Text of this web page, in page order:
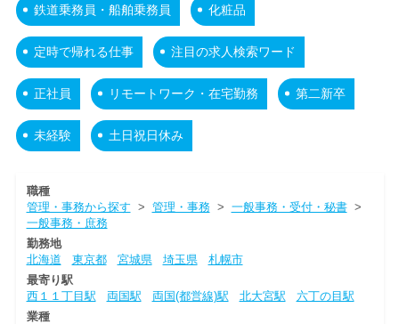
鉄道乗務員・船舶乗務員 化粧品
定時で帰れる仕事 注目の求人検索ワード
正社員 リモートワーク・在宅勤務 第二新卒
未経験 土日祝日休み
職種
管理・事務から探す > 管理・事務> 一般事務・受付・秘書>
一般事務・庶務
勤務地
北海道
東京都 宮城県 埼玉県
札幌市
最寄り駅
西１１丁目駅
両国駅 両国(都営線)駅 北大宮駅
六丁の目駅
業種